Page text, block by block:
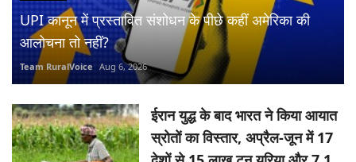
UPI कानून में प्रस्तावित संशोधन के पीछे कहीं अमेरिका की
आलोचना तो नहीं?
Team RuralVoice Aug 6, 2026
ईरान युद्ध के बाद भारत ने किया आयात
स्रोतों का विस्तार, अप्रैल-जून में 17